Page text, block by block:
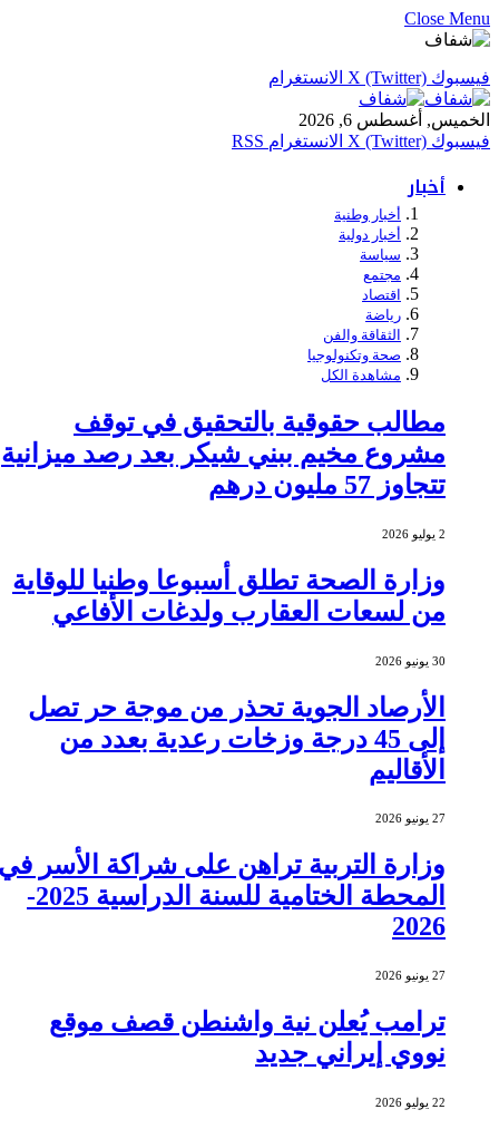
Close Menu
فيسبوك X (Twitter) الانستغرام
الخميس, أغسطس 6, 2026
فيسبوك X (Twitter) الانستغرام RSS
أخبار
أخبار وطنية
أخبار دولية
سياسة
مجتمع
اقتصاد
رياضة
الثقاقة والفن
صحة وتكنولوجيا
مشاهدة الكل
مطالب حقوقية بالتحقيق في توقف
مشروع مخيم ببني شيكر بعد رصد ميزانية
تتجاوز 57 مليون درهم
وزارة الصحة تطلق أسبوعا وطنيا للوقاية
من لسعات العقارب ولدغات الأفاعي
30 يونيو 2026
الأرصاد الجوية تحذر من موجة حر تصل
إلى 45 درجة وزخات رعدية بعدد من
الأقاليم
27 يونيو 2026
وزارة التربية تراهن على شراكة الأسر في
المحطة الختامية للسنة الدراسية 2025-
2026
27 يونيو 2026
ترامب يُعلن نية واشنطن قصف موقع
نووي إيراني جديد
22 يوليو 2026